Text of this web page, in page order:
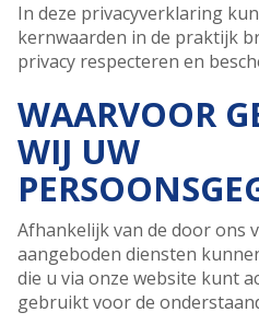
In deze privacyverklaring
kernwaarden in de praktijk
privacy respecteren en
WAARVOOR
WIJ UW
Afhankelijk van de door ons
aangeboden diensten
die u via onze website kunt
gebruikt voor de